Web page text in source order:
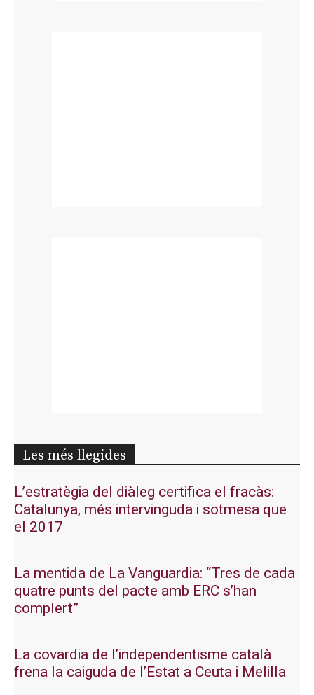
Les més llegides
L’estratègia del diàleg certifica el fracàs:
Catalunya, més intervinguda i sotmesa que
el 2017
La mentida de La Vanguardia: “Tres de cada
quatre punts del pacte amb ERC s’han
complert”
La covardia de l’independentisme català
frena la caiguda de l’Estat a Ceuta i Melilla